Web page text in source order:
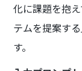
化に課題を抱
テムを提案す
す。